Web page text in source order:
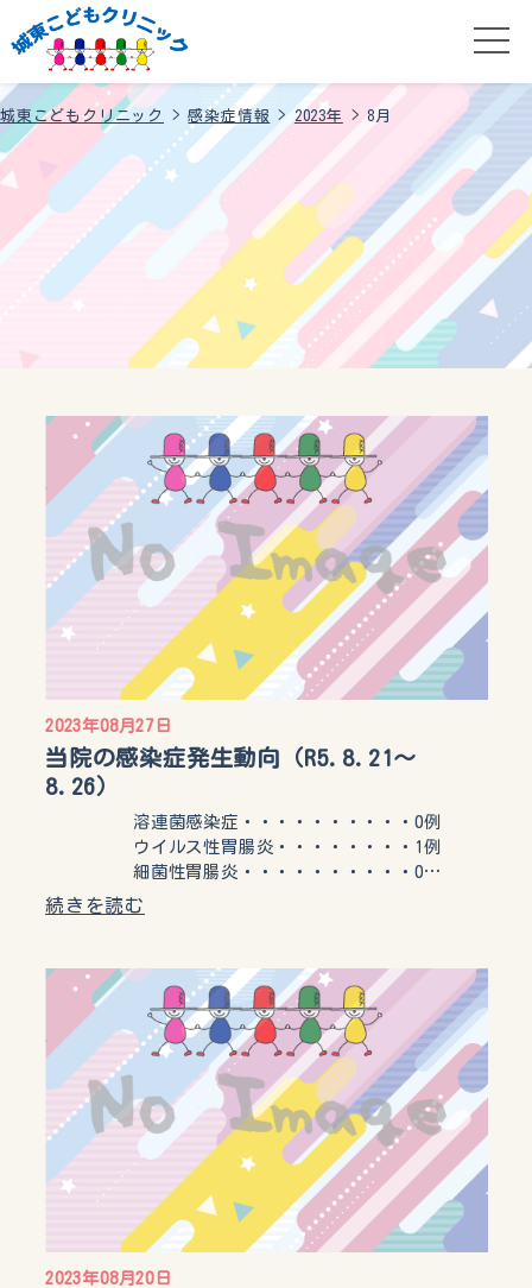
城東こどもクリニック >感染症情報 > 2023年 >8月
2023年08月27日
当院の感染症発生動向（R5.8.21〜
8.26）
溶連菌感染症・・・・・・・・・・0例
ウイルス性胃腸炎・・・・・・・・1例
細菌性胃腸炎・・・・・・・・・・0…
続きを読む
2023年08月20日